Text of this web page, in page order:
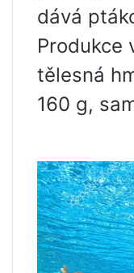
dává
Produkce
tělesná
160 g,